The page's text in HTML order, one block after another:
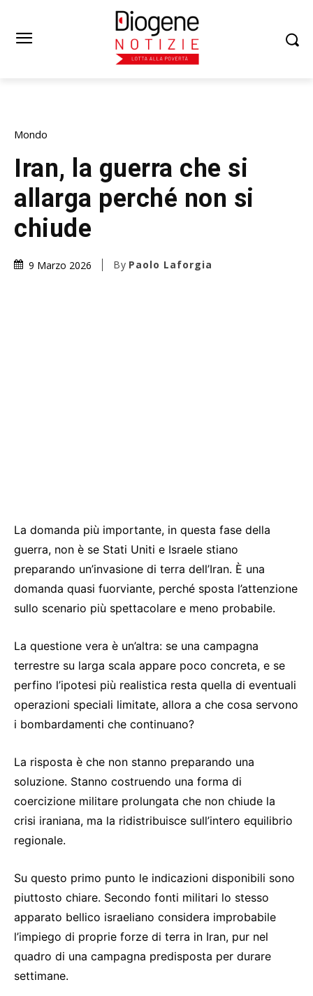
Mondo
Iran, la guerra che si
allarga perché non si
chiude
9 Marzo 2026 By Paolo Laforgia
La domanda più importante, in questa fase della
guerra, non è se Stati Uniti e Israele stiano
preparando un’invasione di terra dell’Iran. È una
domanda quasi fuorviante, perché sposta l’attenzione
sullo scenario più spettacolare e meno probabile.
La questione vera è un’altra: se una campagna
terrestre su larga scala appare poco concreta, e se
perfino l’ipotesi più realistica resta quella di eventuali
operazioni speciali limitate, allora a che cosa servono
i bombardamenti che continuano?
La risposta è che non stanno preparando una
soluzione. Stanno costruendo una forma di
coercizione militare prolungata che non chiude la
crisi iraniana, ma la ridistribuisce sull’intero equilibrio
regionale.
Su questo primo punto le indicazioni disponibili sono
piuttosto chiare. Secondo fonti militari lo stesso
apparato bellico israeliano considera improbabile
l’impiego di proprie forze di terra in Iran, pur nel
quadro di una campagna predisposta per durare
settimane.